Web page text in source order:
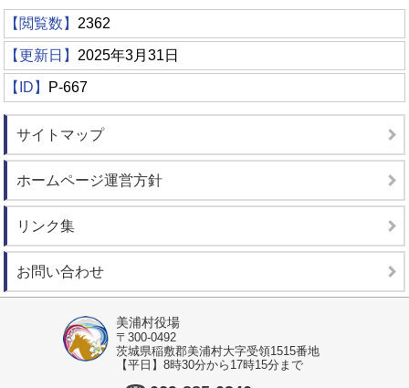
【閲覧数】 2362
【更新日】 2025年3月31日
【ID】 P-667
サイトマップ
ホームページ運営方針
リンク集
お問い合わせ
美浦村役場
〒300-0492
茨城県稲敷郡美浦村大字受領1515番地
【平日】8時30分から17時15分まで